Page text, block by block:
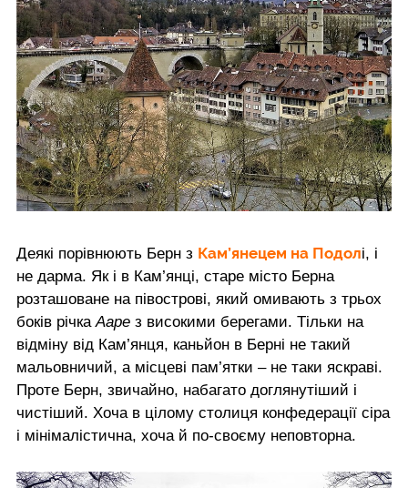
Деякі порівнюють Берн з Кам’янецем на Подолі, і
не дарма. Як і в Кам’янці, старе місто Берна
розташоване на півострові, який омивають з трьох
боків річкаАаре з високими берегами. Тільки на
відміну від Кам’янця, каньйон в Берні не такий
мальовничий, а місцеві пам’ятки – не таки яскраві.
Проте Берн, звичайно, набагато доглянутіший і
чистіший. Хоча в цілому столиця конфедерації сіра
і мінімалістична, хоча й по-своєму неповторна.